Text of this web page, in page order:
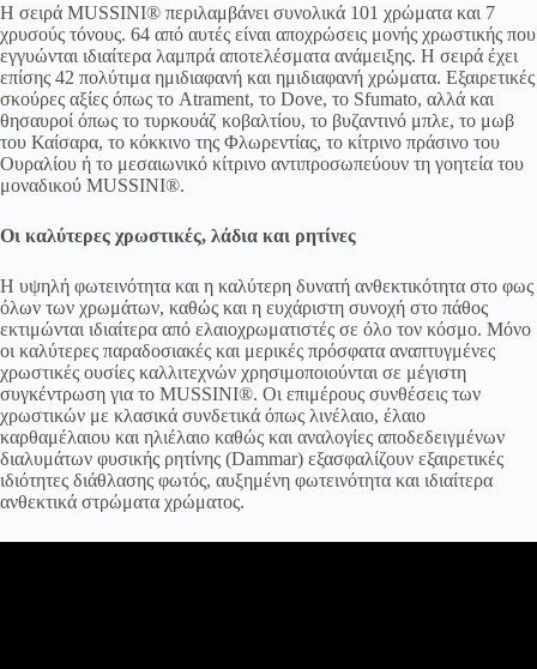
Η σειρά MUSSINI® περιλαμβάνει συνολικά 101 χρώματα και 7
χρυσούς τόνους. 64 από αυτές είναι αποχρώσεις μονής χρωστικής που
εγγυώνται ιδιαίτερα λαμπρά αποτελέσματα ανάμειξης. Η σειρά έχει
επίσης 42 πολύτιμα ημιδιαφανή και ημιδιαφανή χρώματα. Εξαιρετικές
σκούρες αξίες όπως το Atrament, το Dove, το Sfumato, αλλά και
θησαυροί όπως το τυρκουάζ κοβαλτίου, το βυζαντινό μπλε, το μωβ
του Καίσαρα, το κόκκινο της Φλωρεντίας, το κίτρινο πράσινο του
Ουραλίου ή το μεσαιωνικό κίτρινο αντιπροσωπεύουν τη γοητεία του
μοναδικού MUSSINI®.
Οι καλύτερες χρωστικές, λάδια και ρητίνες
Η υψηλή φωτεινότητα και η καλύτερη δυνατή ανθεκτικότητα στο φως
όλων των χρωμάτων, καθώς και η ευχάριστη συνοχή στο πάθος
εκτιμώνται ιδιαίτερα από ελαιοχρωματιστές σε όλο τον κόσμο. Μόνο
οι καλύτερες παραδοσιακές και μερικές πρόσφατα αναπτυγμένες
χρωστικές ουσίες καλλιτεχνών χρησιμοποιούνται σε μέγιστη
συγκέντρωση για το MUSSINI®. Οι επιμέρους συνθέσεις των
χρωστικών με κλασικά συνδετικά όπως λινέλαιο, έλαιο
καρθαμέλαιου και ηλιέλαιο καθώς και αναλογίες αποδεδειγμένων
διαλυμάτων φυσικής ρητίνης (Dammar) εξασφαλίζουν εξαιρετικές
ιδιότητες διάθλασης φωτός, αυξημένη φωτεινότητα και ιδιαίτερα
ανθεκτικά στρώματα χρώματος.